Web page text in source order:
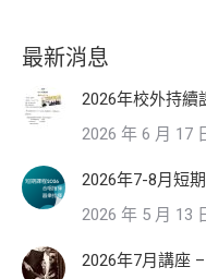
最新消息
2026年校外持續
2026 年 6 月 17
2026年7-8月短
2026 年 5 月 13
2026年7月講座